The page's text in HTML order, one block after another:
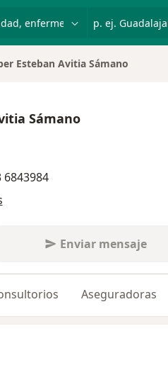
Esteban Avitia Sámano
Sámano
6843984
Enviar mensaje
Aseguradoras